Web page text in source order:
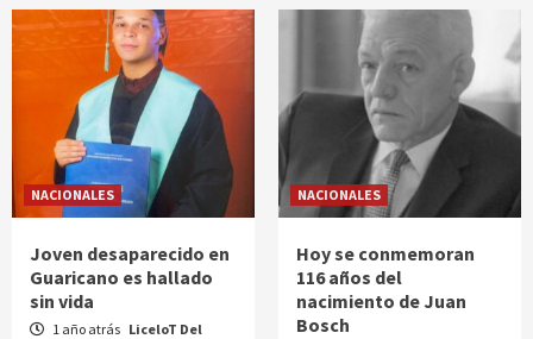
NACIONALES
Joven desaparecido en
Guaricano es hallado
sin vida
1 año atrás LiceloT Del
NACIONALES
Hoy se conmemoran
116 años del
nacimiento de Juan
Bosch